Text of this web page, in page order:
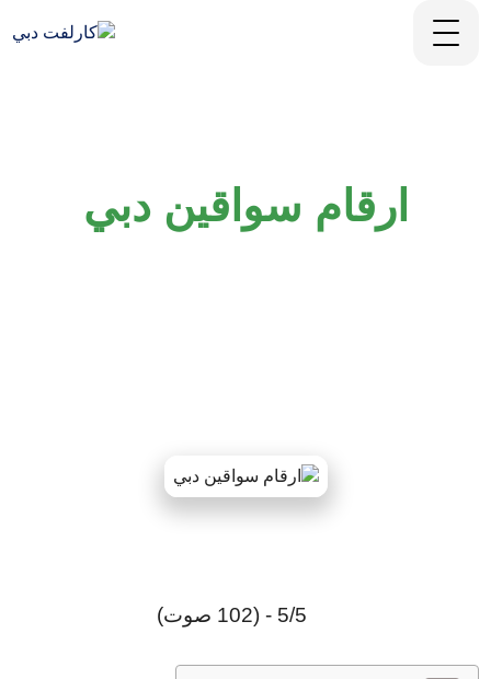
ارقام سواقين دبي
5/5 - (102 صوت)